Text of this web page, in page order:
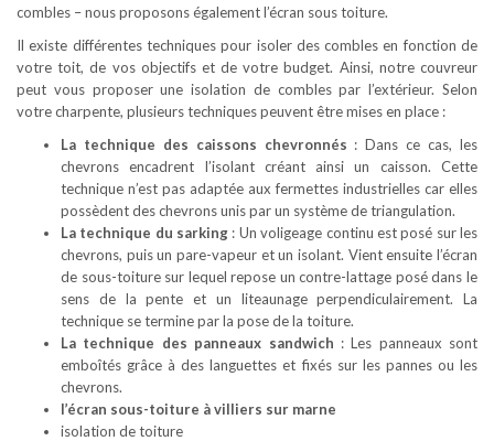
combles – nous proposons également l’écran sous toiture.
Il existe différentes techniques pour isoler des combles en fonction de
votre toit, de vos objectifs et de votre budget. Ainsi, notre couvreur
peut vous proposer une isolation de combles par l’extérieur. Selon
votre charpente, plusieurs techniques peuvent être mises en place :
La technique des caissons chevronnés : Dans ce cas, les
chevrons encadrent l’isolant créant ainsi un caisson. Cette
technique n’est pas adaptée aux fermettes industrielles car elles
possèdent des chevrons unis par un système de triangulation.
La technique du sarking : Un voligeage continu est posé sur les
chevrons, puis un pare-vapeur et un isolant. Vient ensuite l’écran
de sous-toiture sur lequel repose un contre-lattage posé dans le
sens de la pente et un liteaunage perpendiculairement. La
technique se termine par la pose de la toiture.
La technique des panneaux sandwich : Les panneaux sont
emboîtés grâce à des languettes et fixés sur les pannes ou les
chevrons.
l’écran sous-toiture à villiers sur marne
isolation de toiture